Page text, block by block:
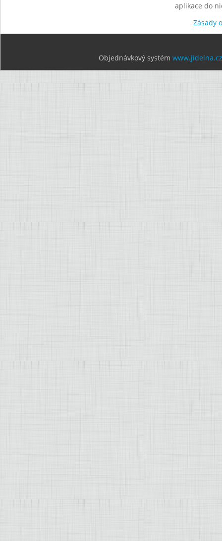
aplikace do
Zásady
Objednávkový systém www.jidelna.cz